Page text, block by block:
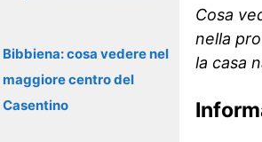
Cosa
nella
la casa
Bibbiena: cosa vedere nel
maggiore centro del
Casentino